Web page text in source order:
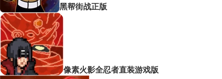
黑帮街战正版
像素火影全忍者直装游戏版